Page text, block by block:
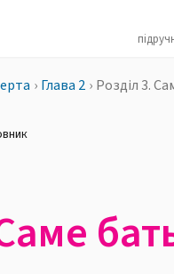
› Глава 2 › Розділ 3.